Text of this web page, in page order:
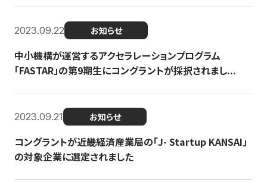
2023.09.22 お知らせ
中小機構が運営するアクセラレーションプログラム
「FASTAR」の第9期生にコングラントが採択されまし...
2023.09.21 お知らせ
コングラントが近畿経済産業局の「J- Startup KANSAI」
の対象企業に選定されました